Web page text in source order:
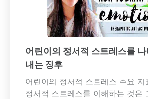
어린이의 정서적 스트레스를 나
내는 징후
어린이의 정서적 스트레스 주요 지
정서적 스트레스를 이해하는 것은